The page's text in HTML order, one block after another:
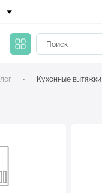
Кухонные вытяжки